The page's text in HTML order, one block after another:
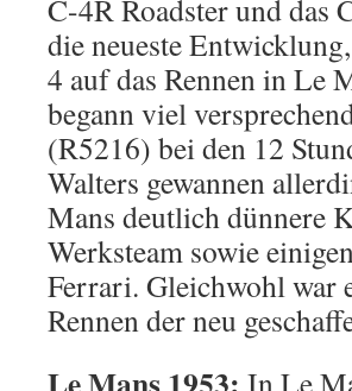
C-4R Roadster und das
die neueste
4 auf das Rennen in Le
begann viel
(R5216) bei den 12
Walters gewannen
Mans deutlich dünnere
Werksteam sowie
Ferrari. Gleichwohl war
Rennen der neu
In Le